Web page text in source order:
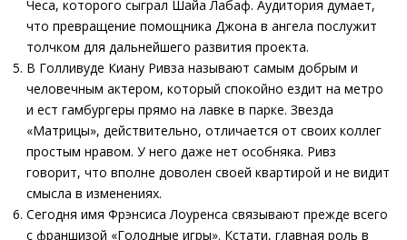
Чеса, которого сыграл Шайа Лабаф. Аудитория думает,
что превращение помощника Джона в ангела послужит
толчком для дальнейшего развития проекта.
В Голливуде Киану Ривза называют самым добрым и
человечным актером, который спокойно ездит на метро
и ест гамбургеры прямо на лавке в парке. Звезда
«Матрицы», действительно, отличается от своих коллег
простым нравом. У него даже нет особняка. Ривз
говорит, что вполне доволен своей квартирой и не видит
смысла в изменениях.
Сегодня имя Фрэнсиса Лоуренса связывают прежде всего
с франшизой «Голодные игры». Кстати, главная роль в